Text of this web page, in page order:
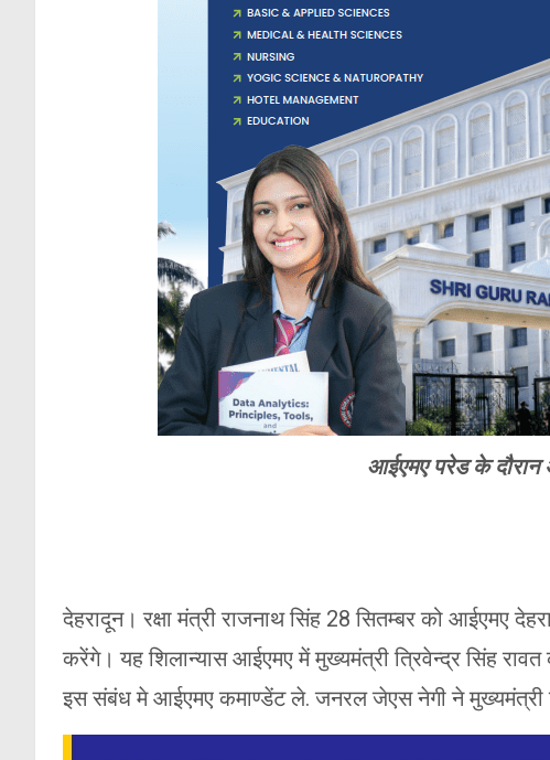
आईएमए परेड के दौरान
देहरादून। रक्षा मंत्री राजनाथ सिंह 28 सितम्बर को आईएमए
करेंगे। यह शिलान्यास आईएमए में मुख्यमंत्री त्रिवेन्द्र सिंह रावत
इस संबंध मे आईएमए कमाण्डेंट ले. जनरल जेएस नेगी ने मुख्यमंत्री